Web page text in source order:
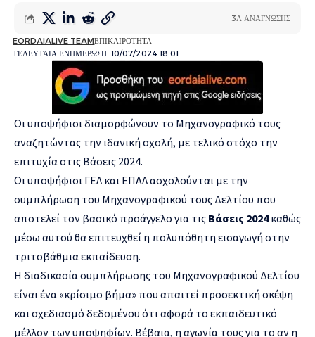
ΤΕΛΕΥΤΑΙΑ ΕΝΗΜΕΡΩΣΗ: 10/07/2024 18:01
EORDAIALIVE TEAMΕΠΙΚΑΙΡΟΤΗΤΑ
3Λ ΑΝΑΓΝΩΣΗΣ
Οι υποψήφιοι διαμορφώνουν το Μηχανογραφικό τους
αναζητώντας την ιδανική σχολή, με τελικό στόχο την
επιτυχία στις Βάσεις 2024.
Οι υποψήφιοι ΓΕΛ και ΕΠΑΛ ασχολούνται με την
συμπλήρωση του Μηχανογραφικού τους Δελτίου που
αποτελεί τον βασικό προάγγελο για τις Βάσεις 2024καθώς
μέσω αυτού θα επιτευχθεί η πολυπόθητη εισαγωγή στην
τριτοβάθμια εκπαίδευση.
Η διαδικασία συμπλήρωσης του Μηχανογραφικού Δελτίου
είναι ένα «κρίσιμο βήμα» που απαιτεί προσεκτική σκέψη
και σχεδιασμό δεδομένου ότι αφορά το εκπαιδευτικό
μέλλον των υποψηφίων. Βέβαια, η αγωνία τους για το αν η